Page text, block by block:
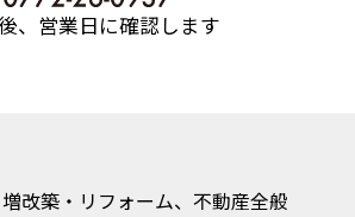
、営業日に確認します
改築・リフォーム、不動産全般